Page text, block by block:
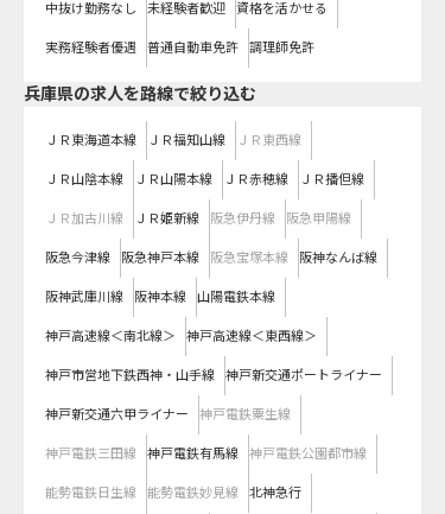
中抜け勤務なし 未経験者歓迎 資格を活かせる
実務経験者優遇 普通自動車免許 調理師免許
兵庫県の求人を路線で絞り込む
ＪＲ東海道本線 ＪＲ福知山線 ＪＲ東西線
ＪＲ山陰本線 ＪＲ山陽本線 ＪＲ赤穂線 ＪＲ播但線
ＪＲ加古川線 ＪＲ姫新線 阪急伊丹線 阪急甲陽線
阪急今津線 阪急神戸本線 阪急宝塚本線 阪神なんば線
阪神武庫川線 阪神本線 山陽電鉄本線
神戸高速線＜南北線＞ 神戸高速線＜東西線＞
神戸市営地下鉄西神・山手線 神戸新交通ポートライナー
神戸新交通六甲ライナー 神戸電鉄粟生線
神戸電鉄三田線 神戸電鉄有馬線 神戸電鉄公園都市線
能勢電鉄日生線 能勢電鉄妙見線 北神急行